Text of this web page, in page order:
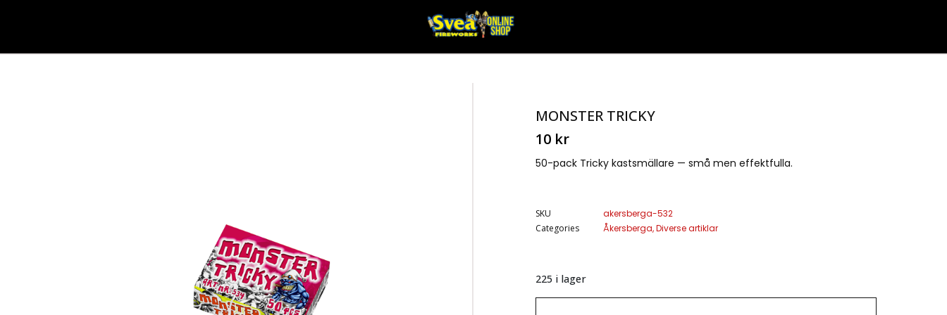
MONSTER TRICKY
10 kr
50-pack Tricky kastsmällare — små men effektfulla.
SKU
akersberga-532
Categories
Åkersberga,Diverse artiklar
225 i lager